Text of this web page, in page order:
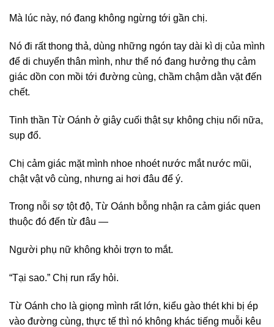
Mà lúc này, nó đang không ngừng tới gần chị.
Nó đi rất thong thả, dùng những ngón tay dài kì dị của mình
để di chuyển thân mình, như thể nó đang hưởng thụ cảm
giác dồn con mồi tới đường cùng, chầm chậm dằn vặt đến
chết.
Tinh thần Từ Oánh ở giây cuối thật sự không chịu nổi nữa,
sụp đổ.
Chị cảm giác mặt mình nhoe nhoét nước mắt nước mũi,
chật vật vô cùng, nhưng ai hơi đâu để ý.
Trong nỗi sợ tột độ, Từ Oánh bỗng nhận ra cảm giác quen
thuộc đó đến từ đâu —
Người phụ nữ không khỏi trợn to mắt.
“Tại sao.” Chị run rẩy hỏi.
Từ Oánh cho là giọng mình rất lớn, kiểu gào thét khi bị ép
vào đường cùng, thực tế thì nó không khác tiếng muỗi kêu